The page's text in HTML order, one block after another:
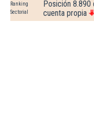
Ranking
Sectorial
Posición
cuenta propia